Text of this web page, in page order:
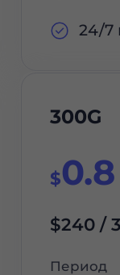
24/7
300G
$0.8
$240 /
Период